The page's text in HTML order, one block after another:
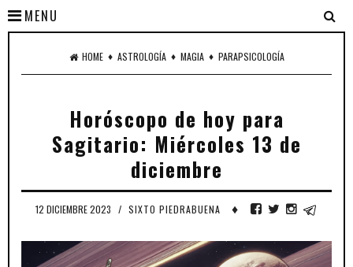
MENU
HOME ♦ ASTROLOGÍA ♦ MAGIA ♦ PARAPSICOLOGÍA
Horóscopo de hoy para
Sagitario: Miércoles 13 de
diciembre
12 DICIEMBRE 2023 / SIXTO PIEDRABUENA ♦